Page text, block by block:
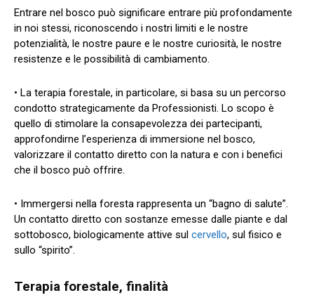
Entrare nel bosco può significare entrare più profondamente
in noi stessi, riconoscendo i nostri limiti e le nostre
potenzialità, le nostre paure e le nostre curiosità, le nostre
resistenze e le possibilità di cambiamento.
• La terapia forestale, in particolare, si basa su un percorso
condotto strategicamente da Professionisti. Lo scopo è
quello di stimolare la consapevolezza dei partecipanti,
approfondirne l’esperienza di immersione nel bosco,
valorizzare il contatto diretto con la natura e con i benefici
che il bosco può offrire.
• Immergersi nella foresta rappresenta un “bagno di salute”.
Un contatto diretto con sostanze emesse dalle piante e dal
sottobosco, biologicamente attive sul cervello, sul fisico e
sullo “spirito”.
Terapia forestale, finalità